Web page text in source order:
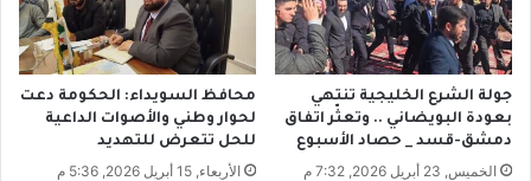
ي
ت
م
ـ
"
و
م
ل
ت
ز
م
و
ن
جولة الشرع الخليجية تنتهي
بعودة البويضاني .. وتعثّر اتفاق
دمشق-قسد _ حصاد الأسبوع
الخميس, 23 أبريل 2026, 7:32 م
محافظ السويداء: الحكومة دعت
لحوار وطني والأصوات الداعية
للحل تتعرض للتهديد
الأربعاء, 15 أبريل 2026, 5:36 م